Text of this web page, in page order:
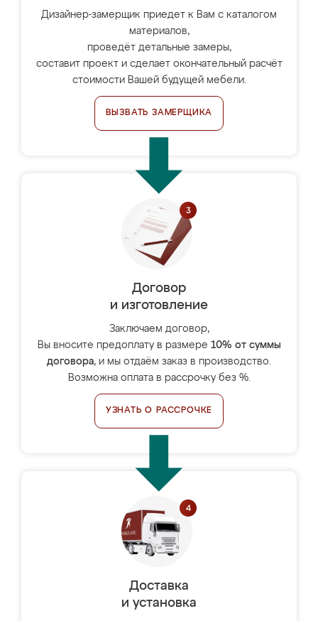
Дизайнер-замерщик приедет к Вам с каталогом
материалов,
проведёт детальные замеры,
составит проект и сделает окончательный расчёт
стоимости Вашей будущей мебели.
ВЫЗВАТЬ ЗАМЕРЩИКА
Договор
и изготовление
Заключаем договор,
Вы вносите предоплату в размере 10% от суммы
договора, и мы отдаём заказ в производство.
Возможна оплата в рассрочку без %.
УЗНАТЬ О РАССРОЧКЕ
Доставка
и установка